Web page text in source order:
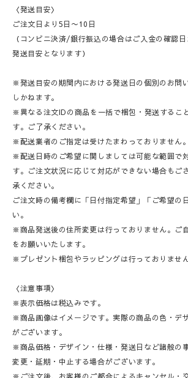
〈発送目安〉
ご注文日より5日〜10日
（コンビニ決済/銀行振込の場合はご入金の確認
発送目安となります）
※発送目安の期間内における発送日の個別のお問
しかねます。
※異なる注文IDの商品を一括で梱包・発送するこ
す。ご了承ください。
※配送業者のご指定は受けたまわっておりません。
※配送日時のご希望に関しましては可能な範囲で
す。ご注文状況に応じて対応ができない場合もご
承ください。
ご注文時の備考欄に「日付指定希望」「ご希望の
い。
※商品発送後の住所変更は行っておりません。ご
をお願いいたします。
※プレゼント梱包やラッピングは行っておりません
〈注意事項〉
※表示価格は税込みです。
※商品画像はイメージです。実際の商品の色・デ
がございます。
※商品価格・デザイン・仕様・発送日など諸般の
変更・延期・中止する場合がございます。